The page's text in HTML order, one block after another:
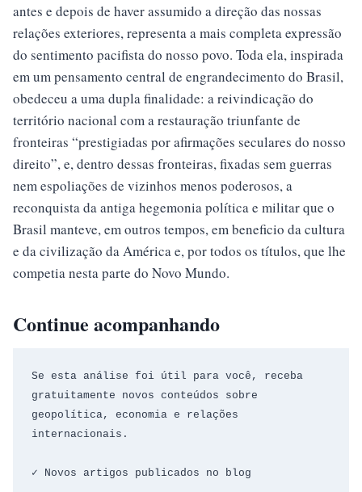
antes e depois de haver assumido a direção das nossas
relações exteriores, representa a mais completa expressão
do sentimento pacifista do nosso povo. Toda ela, inspirada
em um pensamento central de engrandecimento do Brasil,
obedeceu a uma dupla finalidade: a reivindicação do
território nacional com a restauração triunfante de
fronteiras “prestigiadas por afirmações seculares do nosso
direito”, e, dentro dessas fronteiras, fixadas sem guerras
nem espoliações de vizinhos menos poderosos, a
reconquista da antiga hegemonia política e militar que o
Brasil manteve, em outros tempos, em beneficio da cultura
e da civilização da América e, por todos os títulos, que lhe
competia nesta parte do Novo Mundo.
Continue acompanhando
Se esta análise foi útil para você, receba
gratuitamente novos conteúdos sobre
geopolítica, economia e relações
internacionais.
✓ Novos artigos publicados no blog